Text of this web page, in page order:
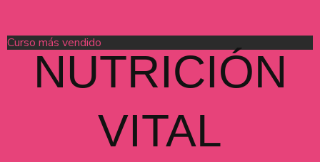
Curso más vendido
NUTRICIÓN
VITAL